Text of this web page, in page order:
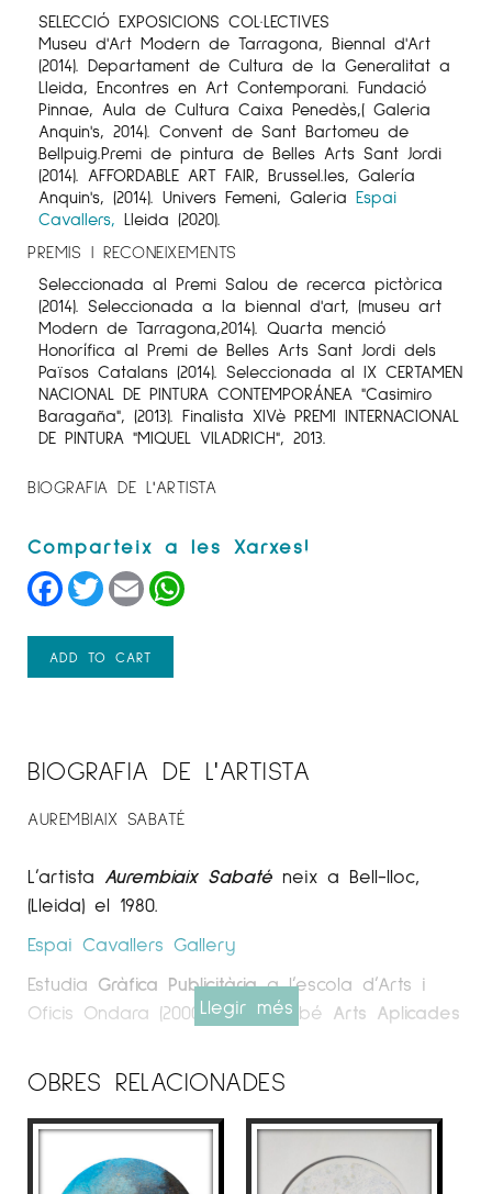
SELECCIÓ EXPOSICIONS COL·LECTIVES
Museu d'Art Modern de Tarragona, Biennal d'Art
(2014). Departament de Cultura de la Generalitat a
Lleida, Encontres en Art Contemporani. Fundació
Pinnae, Aula de Cultura Caixa Penedès,( Galeria
Anquin's, 2014). Convent de Sant Bartomeu de
Bellpuig.Premi de pintura de Belles Arts Sant Jordi
(2014). AFFORDABLE ART FAIR, Brussel.les, Galería
Anquin's, (2014). Univers Femeni, Galeria Espai
Cavallers, Lleida (2020).
PREMIS I RECONEIXEMENTS
Seleccionada al Premi Salou de recerca pictòrica
(2014). Seleccionada a la biennal d'art, (museu art
Modern de Tarragona,2014). Quarta menció
Honorífica al Premi de Belles Arts Sant Jordi dels
Països Catalans (2014). Seleccionada al IX CERTAMEN
NACIONAL DE PINTURA CONTEMPORÁNEA "Casimiro
Baragaña", (2013). Finalista XIVè PREMI INTERNACIONAL
DE PINTURA "MIQUEL VILADRICH", 2013.
BIOGRAFIA DE L'ARTISTA
Facebook
TwitterEmail
ADD TO CART
BIOGRAFIA DE L'ARTISTA
AUREMBIAIX SABATÉ
L’artista Aurembiaix Sabaté neix a Bell-lloc,
(Lleida) el 1980.
Espai Cavallers Gallery
Estudia Gràfica Publicitàriaa l’escola d’Arts i
Oficis Ondara (2000-2002). També Arts Aplicades
(2003-2005).
Hongria, a la Facultat d’Art “Magyar
Iparmüvészeti Egyetem”, (Budapest, Gener-Abril
Llegir més
OBRES RELACIONADES